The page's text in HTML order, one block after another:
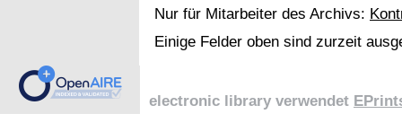
Nur für Mitarbeiter des Archivs:
Einige Felder oben sind zurzeit
electronic library verwendet